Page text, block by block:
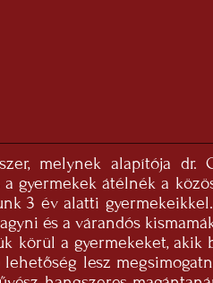
melynek alapítója
gyermekek átélnék a
3 év alatti
és a várandós
körül a gyermekeket,
lesz